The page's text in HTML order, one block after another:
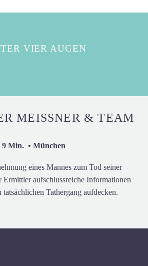
VIER AUGEN
MEISSNER & TEAM
Min. • München
eines Mannes zum Tod seiner
Ermittler aufschlussreiche Informationen
Tathergang aufdecken.